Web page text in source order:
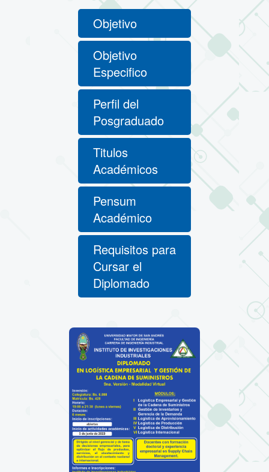
Objetivo
Objetivo
Especifico
Perfil del
Posgraduado
Titulos
Académicos
Pensum
Académico
Requisitos para
Cursar el
Diplomado